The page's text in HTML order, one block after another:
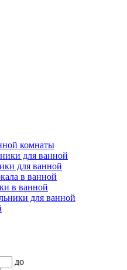
комнаты
для ванной
для ванной
в ванной
в ванной
для ванной
до